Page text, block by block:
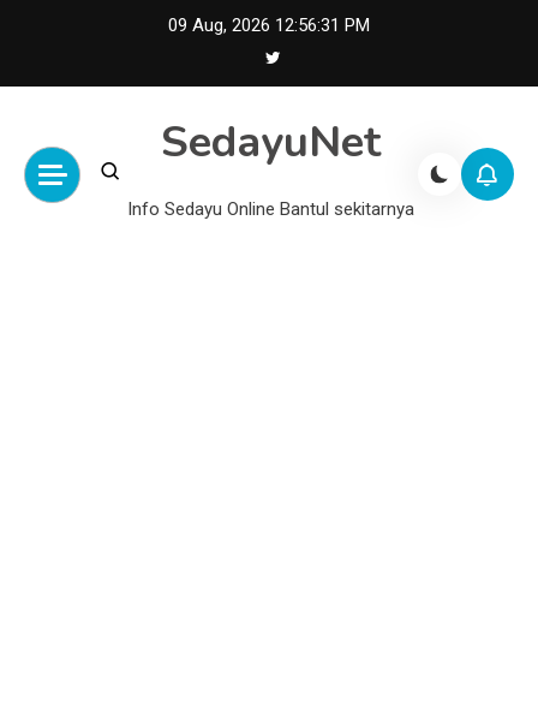
09 Aug, 2026 12:56:32 PM
SedayuNet
Info Sedayu Online Bantul sekitarnya